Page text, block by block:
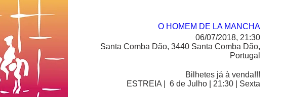
O HOMEM DE LA MANCHA
06/07/2018, 21:30
Santa Comba Dão, 3440 Santa Comba Dão,
Portugal
Bilhetes já à venda!!!
ESTREIA |  6 de Julho | 21:30 | Sexta